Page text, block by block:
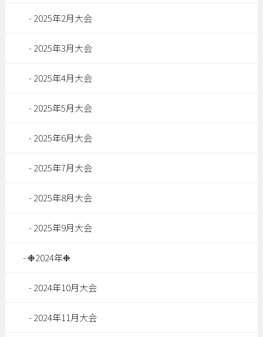
2025年2月大会
2025年3月大会
2025年4月大会
2025年5月大会
2025年6月大会
2025年7月大会
2025年8月大会
2025年9月大会
❉2024年❉
2024年10月大会
2024年11月大会